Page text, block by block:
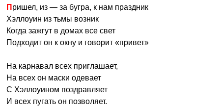
Пришел, из — за бугра, к нам праздник
Хэллоуин из тьмы возник
Когда зажгут в домах все свет
Подходит он к окну и говорит «привет»
На карнавал всех приглашает,
На всех он маски одевает
С Хэллоуином поздравляет
И всех пугать он позволяет.